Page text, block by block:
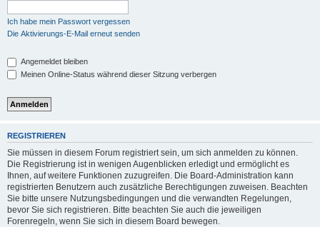
Ich habe mein Passwort vergessen
Die Aktivierungs-E-Mail erneut senden
Angemeldet bleiben
Meinen Online-Status während dieser Sitzung verbergen
REGISTRIEREN
Sie müssen in diesem Forum registriert sein, um sich anmelden zu können.
Die Registrierung ist in wenigen Augenblicken erledigt und ermöglicht es
Ihnen, auf weitere Funktionen zuzugreifen. Die Board-Administration kann
registrierten Benutzern auch zusätzliche Berechtigungen zuweisen. Beachten
Sie bitte unsere Nutzungsbedingungen und die verwandten Regelungen,
bevor Sie sich registrieren. Bitte beachten Sie auch die jeweiligen
Forenregeln, wenn Sie sich in diesem Board bewegen.